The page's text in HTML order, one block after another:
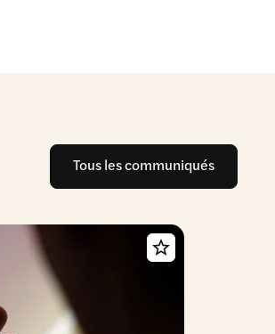
Tous les communiqués